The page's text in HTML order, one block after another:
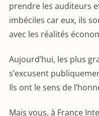
prendre les auditeurs
imbéciles car eux, ils
avec les réalités
Aujourd’hui, les plus
s’excusent
Ils ont le sens de
Mais vous, à France